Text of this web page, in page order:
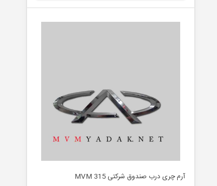
آرم چری درب صندوق شرکتی MVM 315